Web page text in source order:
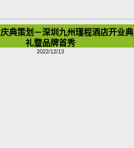
典策划－深圳九州瑾程酒店开业典
礼暨品牌首秀
2022/12/13